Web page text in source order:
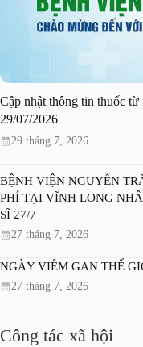
Cập nhật thông tin thuốc
29/07/2026
29 tháng 7, 2026
BỆNH VIỆN NGUYỄN
PHÍ TẠI VĨNH LONG
SĨ 27/7
27 tháng 7, 2026
NGÀY VIÊM GAN THẾ
27 tháng 7, 2026
Công tác xã hội